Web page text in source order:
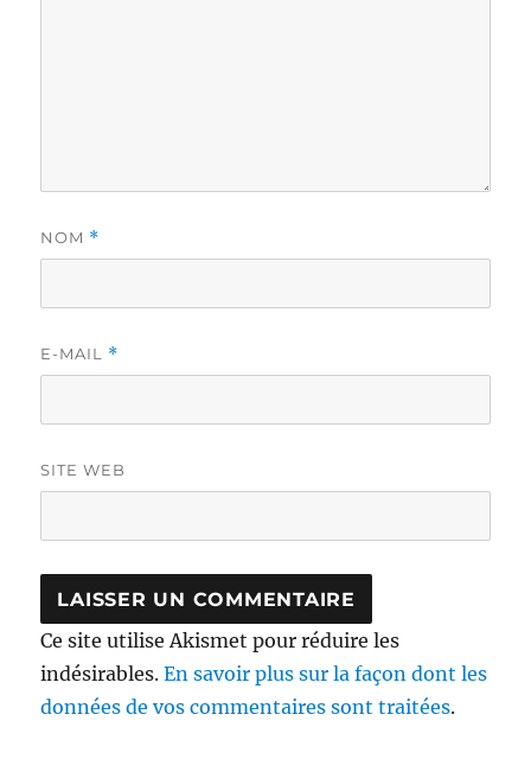
NOM *
E-MAIL *
SITE WEB
Ce site utilise Akismet pour réduire les
indésirables.En savoir plus sur la façon dont les
données de vos commentaires sont traitées.